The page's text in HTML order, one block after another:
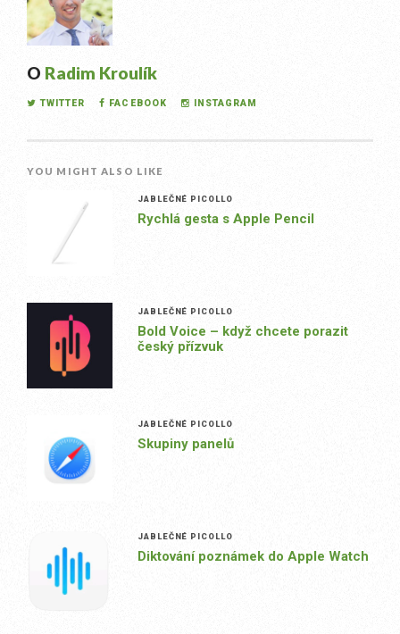
O Radim Kroulík
TWITTER FACEBOOK INSTAGRAM
YOU MIGHT ALSO LIKE
JABLEČNÉ PICOLLO
Rychlá gesta s Apple Pencil
JABLEČNÉ PICOLLO
Bold Voice – když chcete porazit
český přízvuk
JABLEČNÉ PICOLLO
Skupiny panelů
JABLEČNÉ PICOLLO
Diktování poznámek do Apple Watch